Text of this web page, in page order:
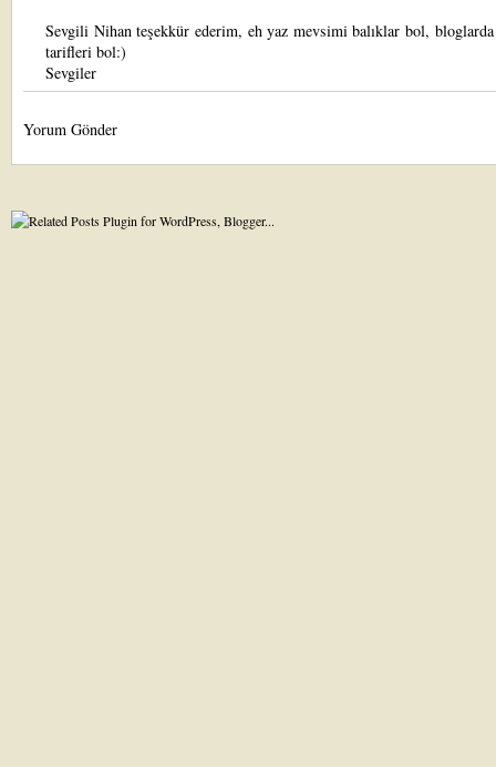
Sevgili Nihan teşekkür ederim, eh yaz mevsimi balıklar bol, bloglarda
tarifleri bol:)
Sevgiler
Yorum Gönder